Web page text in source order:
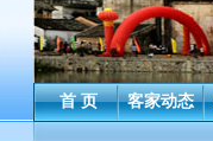
首 页 客家动态